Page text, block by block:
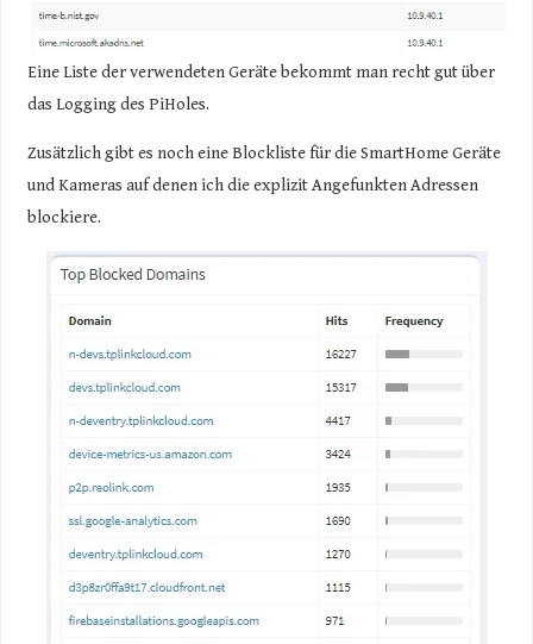
Eine Liste der verwendeten Geräte bekommt man recht gut über
das Logging des PiHoles.
Zusätzlich gibt es noch eine Blockliste für die SmartHome Geräte
und Kameras auf denen ich die explizit Angefunkten Adressen
blockiere.